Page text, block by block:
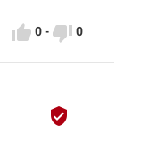
 0-  0
